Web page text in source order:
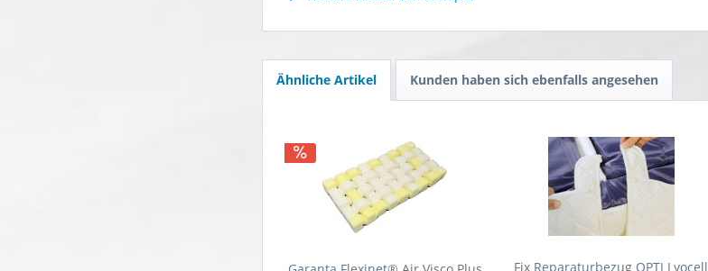
Ähnliche Artikel Kunden haben sich ebenfalls angesehen
Fix Reparaturbezug OPTI Lyocell